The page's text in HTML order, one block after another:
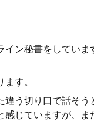
ン秘書をしてい
す。
う切り口で話そ
じていますが、